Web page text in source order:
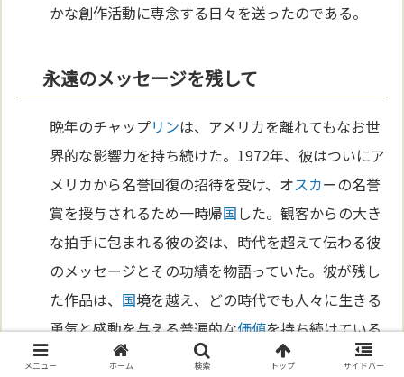
かな創作活動に専念する日々を送ったのである。
永遠のメッセージを残して
晩年のチャップリンは、アメリカを離れてもなお世
界的な影響力を持ち続けた。1972年、彼はついにア
メリカから名誉回復の招待を受け、オスカーの名誉
賞を授与されるため一時帰国した。観客からの大き
な拍手に包まれる彼の姿は、時代を超えて伝わる彼
のメッセージとその功績を物語っていた。彼が残し
た作品は、 国境を越え、どの時代でも人々に生きる
勇気と感動を与える普遍的な価値を持ち続けている
のである。
メニュー ホーム 検索 トップ サイドバー